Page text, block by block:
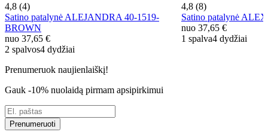
4,8 (4)
Satino patalynė ALEJANDRA 40-1519-
BROWN
nuo 37,65 €
2 spalvos4 dydžiai
4,8 (8)
Satino patalynė
nuo 37,65 €
1 spalva4 dydžiai
Prenumeruok naujienlaiškį!
Gauk -10% nuolaidą pirmam apsipirkimui
Prenumeruoti